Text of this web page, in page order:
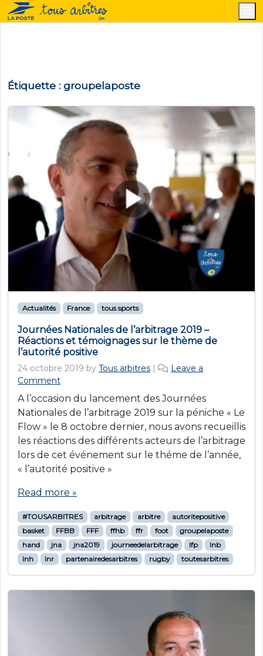
Étiquette : groupelaposte
Actualités France tous sports
Journées Nationales de l’arbitrage 2019 –
Réactions et témoignages sur le thème de
l’autorité positive
24 octobre 2019 by Tous arbitres |
Leave a
Comment
A l’occasion du lancement des Journées
Nationales de l’arbitrage 2019 sur la péniche « Le
Flow » le 8 octobre dernier, nous avons recueillis
les réactions des différents acteurs de l’arbitrage
lors de cet événement sur le théme de l’année,
« l’autorité positive »
Read more »
#TOUSARBITRES arbitrage arbitre
autoritepositive
basket
FFBB FFF ffhb ffr foot
groupelaposte
hand
jna jna2019 journeedelarbitrage lfp
lnb
lnh
lnr partenairedesarbitres rugby toutesarbitres